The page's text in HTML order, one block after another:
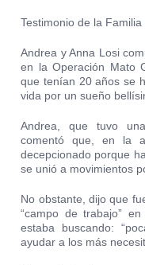
Testimonio de la
Andrea y Anna Losi
en la Operación Mato
que tenían 20 años se
vida por un sueño
Andrea, que tuvo
comentó que, en la
decepcionado porque
se unió a movimientos
No obstante, dijo que
“campo de trabajo”
estaba buscando:
ayudar a los más